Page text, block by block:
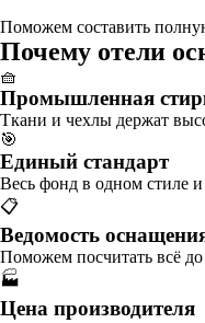
Поможем составить
Почему отели
🧺
Промышленная
Ткани и чехлы держат
🎯
Единый стандарт
Весь фонд в одном стиле
📋
Ведомость
Поможем посчитать всё
🏭
Цена производителя